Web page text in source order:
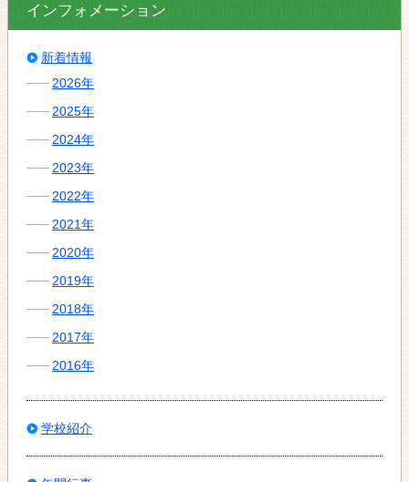
インフォメーション
新着情報
2026年
2025年
2024年
2023年
2022年
2021年
2020年
2019年
2018年
2017年
2016年
学校紹介